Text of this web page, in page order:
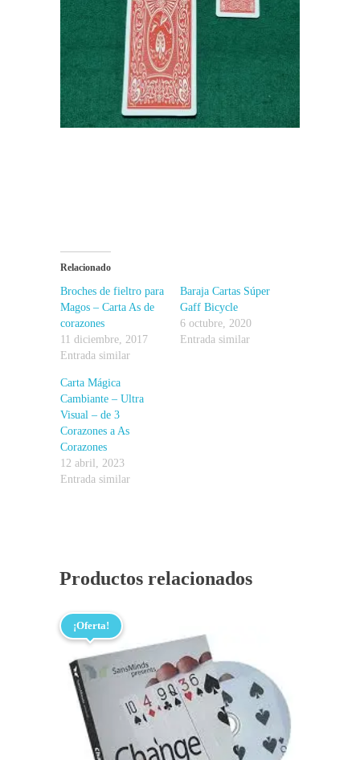
Relacionado
Broches de fieltro para
Magos – Carta As de
corazones
11 diciembre, 2017
Entrada similar
Baraja Cartas Súper
Gaff Bicycle
6 octubre, 2020
Entrada similar
Carta Mágica
Cambiante – Ultra
Visual – de 3
Corazones a As
Corazones
12 abril, 2023
Entrada similar
Productos relacionados
¡Oferta!